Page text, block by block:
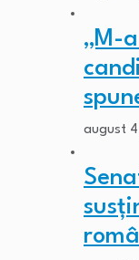
„M-
august